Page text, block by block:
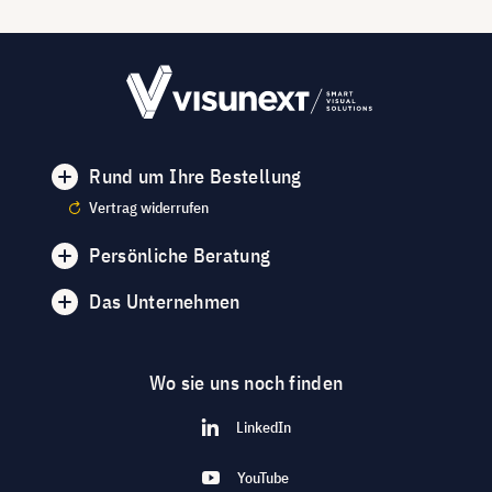
Rund um Ihre Bestellung
Vertrag widerrufen
Persönliche Beratung
Das Unternehmen
Wo sie uns noch finden
LinkedIn
YouTube